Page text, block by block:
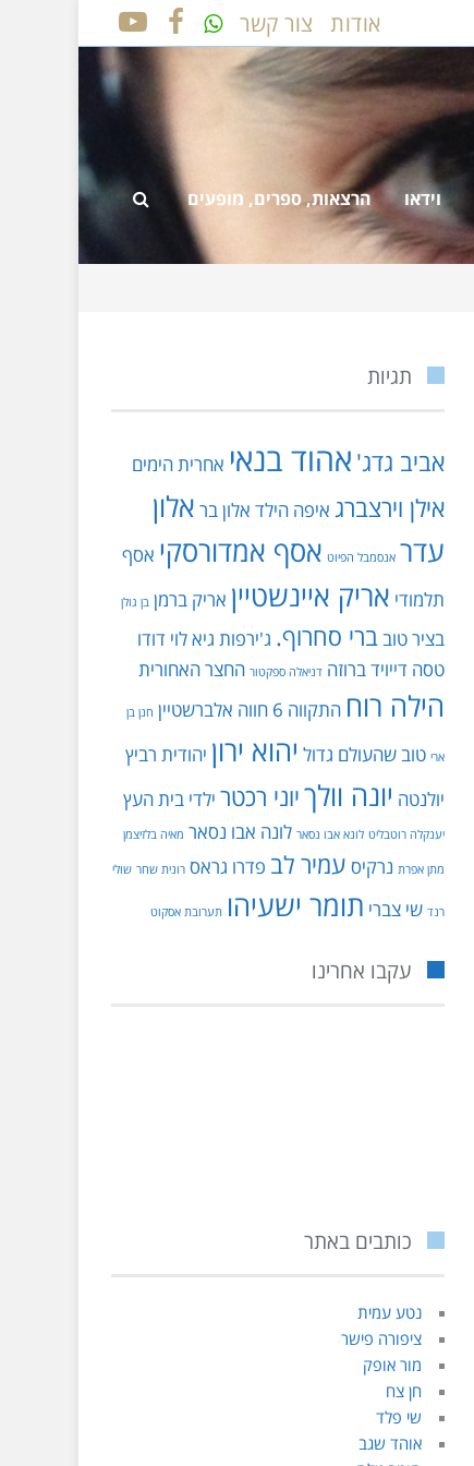
אודות צור קשר
FACEBOOK
YOUTUBE
וידאו הרצאות, ספרים, מופעים
תגיות
אביב גדג' אהוד בנאי אחרית הימים
אילן וירצברג איפה הילד אלון בר אלון
עדר אנסמבל הפיוט אסף אמדורסקי אסף
תלמודי אריק איינשטיין אריק ברמן בן גולן
בציר טובברי סחרוף. ג'ירפות גיא לוי דודו
טסה דייויד ברוזה דניאלה ספקטור החצר האחורית
הילה רוח התקווה 6 חווה אלברשטיין חנן בן
ארי טוב שהעולם גדול יהוא ירון יהודית רביץ
יולנטה יונה וולךיוני רכטר ילדי בית העץ
יענקלה רוטבליט לונא אבו נסאר לונה אבו נסאר מאיה בלזיצמן
מתן אפרת נרקיס עמיר לב פדרו גראס רונית שחר שולי
רנד שי צברי תומר ישעיהו תערובת אסקוט
עקבו אחרינו
כותבים באתר
נטע עמית
ציפורה פישר
מור אופק
חן צח
שי פלד
אוהד שגב